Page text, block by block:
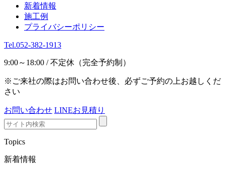
新着情報
施工例
プライバシーポリシー
Tel.052-382-1913
9:00～18:00 / 不定休（完全予約制）
※ご来社の際はお問い合わせ後、必ずご予約の上お越しくだ
さい
お問い合わせ LINEお見積り
Topics
新着情報